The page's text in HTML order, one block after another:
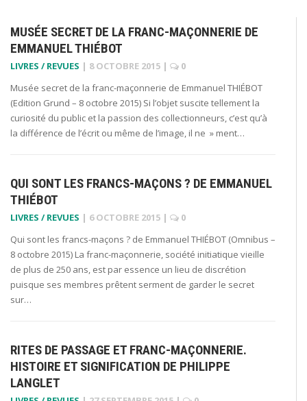
MUSÉE SECRET DE LA FRANC-MAÇONNERIE DE
EMMANUEL THIÉBOT
LIVRES / REVUES | 8 OCTOBRE 2015 |
0
Musée secret de la franc-maçonnerie de Emmanuel THIÉBOT
(Edition Grund – 8 octobre 2015) Si l’objet suscite tellement la
curiosité du public et la passion des collectionneurs, c’est qu’à
la différence de l’écrit ou même de l’image, il ne » ment…
QUI SONT LES FRANCS-MAÇONS ? DE EMMANUEL
THIÉBOT
LIVRES / REVUES | 6 OCTOBRE 2015 |
0
Qui sont les francs-maçons ? de Emmanuel THIÉBOT (Omnibus –
8 octobre 2015) La franc-maçonnerie, société initiatique vieille
de plus de 250 ans, est par essence un lieu de discrétion
puisque ses membres prêtent serment de garder le secret
sur…
RITES DE PASSAGE ET FRANC-MAÇONNERIE.
HISTOIRE ET SIGNIFICATION DE PHILIPPE
LANGLET